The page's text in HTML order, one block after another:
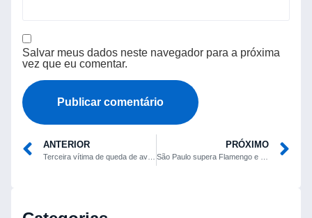
Salvar meus dados neste navegador para a próxima
vez que eu comentar.
ANTERIOR PRÓXIMO